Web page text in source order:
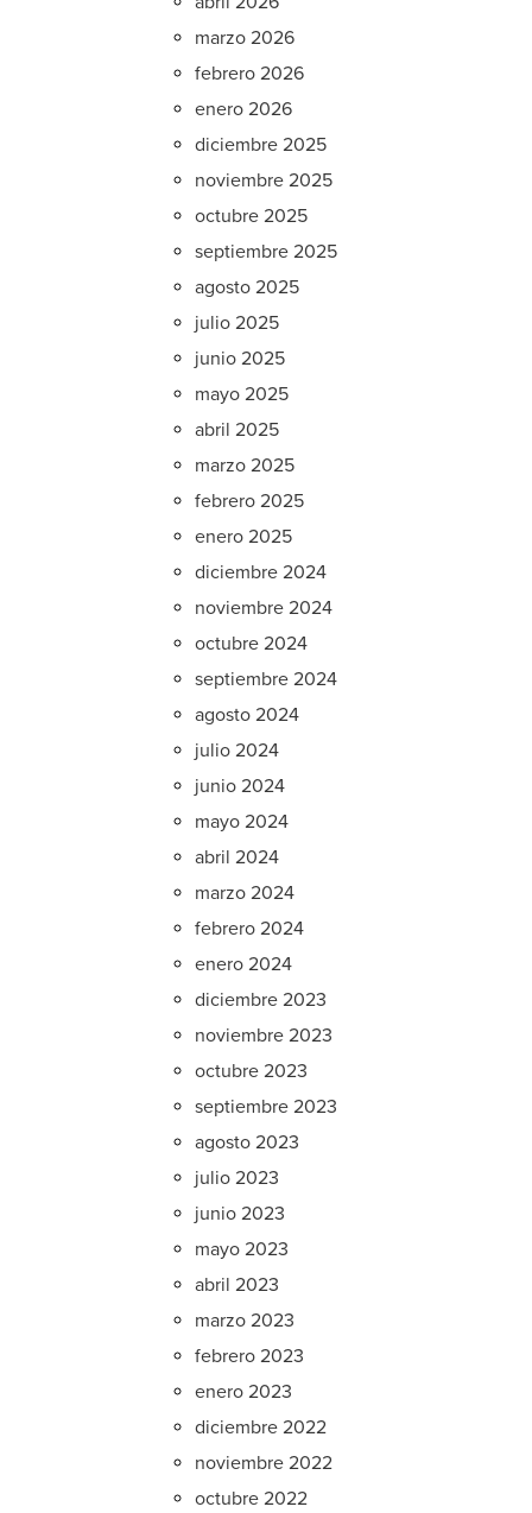
marzo 2026
febrero 2026
enero 2026
diciembre 2025
noviembre 2025
octubre 2025
septiembre 2025
agosto 2025
julio 2025
junio 2025
mayo 2025
abril 2025
marzo 2025
febrero 2025
enero 2025
diciembre 2024
noviembre 2024
octubre 2024
septiembre 2024
agosto 2024
julio 2024
junio 2024
mayo 2024
abril 2024
marzo 2024
febrero 2024
enero 2024
diciembre 2023
noviembre 2023
octubre 2023
septiembre 2023
agosto 2023
julio 2023
junio 2023
mayo 2023
abril 2023
marzo 2023
febrero 2023
enero 2023
diciembre 2022
noviembre 2022
octubre 2022